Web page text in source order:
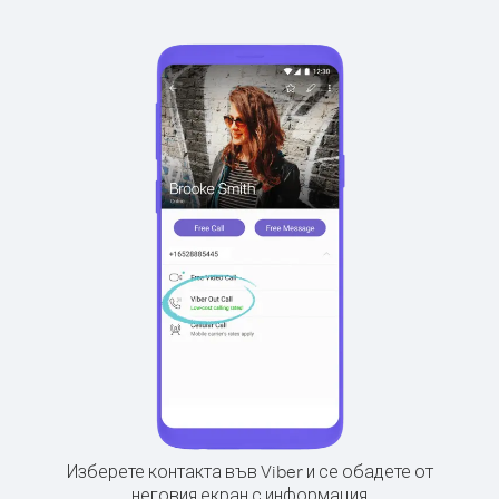
Изберете контакта във Viber и се обадете от
неговия екран с информация